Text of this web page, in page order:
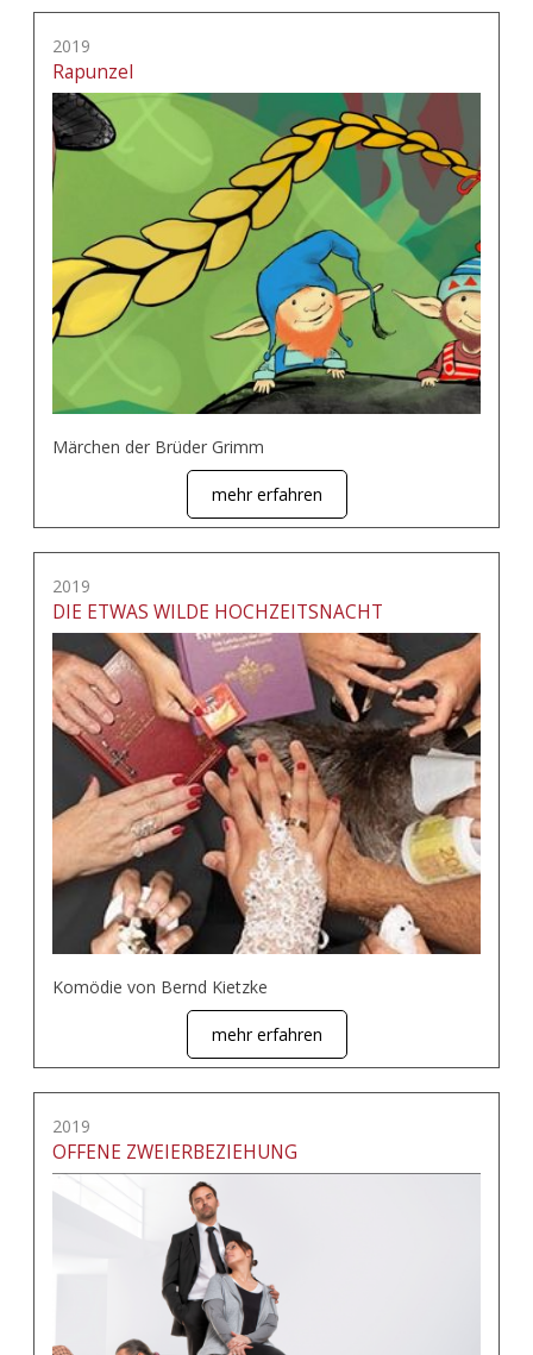
2019
Rapunzel
Märchen der Brüder Grimm
mehr erfahren
2019
DIE ETWAS WILDE HOCHZEITSNACHT
Komödie von Bernd Kietzke
mehr erfahren
2019
OFFENE ZWEIERBEZIEHUNG